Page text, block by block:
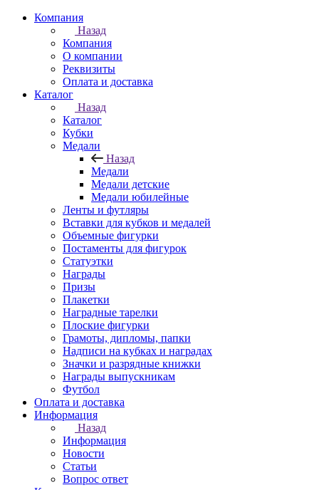
Компания
Назад
Компания
О компании
Реквизиты
Оплата и доставка
Каталог
Назад
Каталог
Кубки
Медали
Назад
Медали
Медали детские
Медали юбилейные
Ленты и футляры
Вставки для кубков и медалей
Объемные фигурки
Постаменты для фигурок
Статуэтки
Награды
Призы
Плакетки
Наградные тарелки
Плоские фигурки
Грамоты, дипломы, папки
Надписи на кубках и наградах
Значки и разрядные книжки
Награды выпускникам
Футбол
Оплата и доставка
Информация
Назад
Информация
Новости
Статьи
Вопрос ответ